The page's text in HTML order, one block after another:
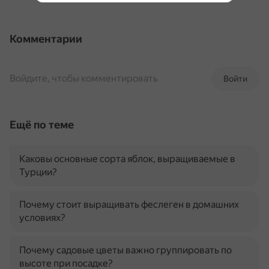
Комментарии
Войти
Войдите, чтобы комментировать
Ещё по теме
Каковы основные сорта яблок, выращиваемые в
Турции?
Почему стоит выращивать феслеген в домашних
условиях?
Почему садовые цветы важно группировать по
высоте при посадке?